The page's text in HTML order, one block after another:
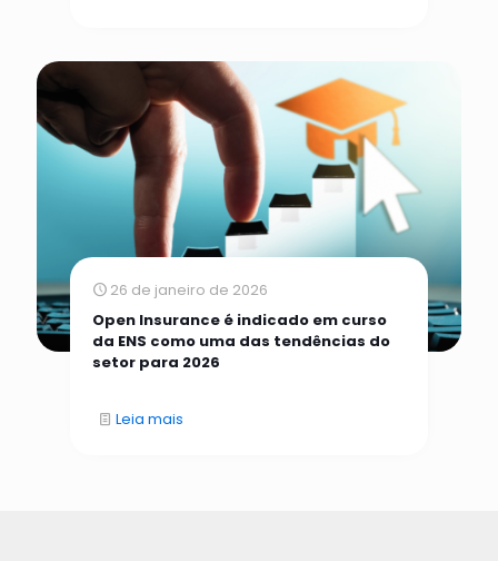
26 de janeiro de 2026
Open Insurance é indicado em curso
da ENS como uma das tendências do
setor para 2026
Leia mais